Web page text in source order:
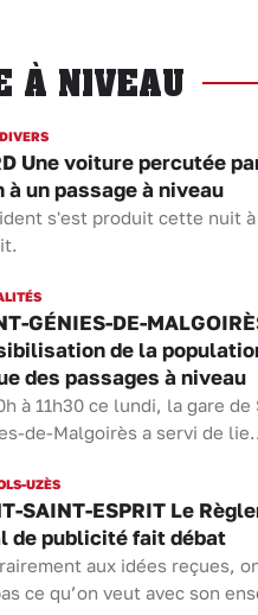
À NIVEAU
Une voiture percutée
à un passage à niveau
s'est produit cette nuit à
GÉNIES-DE-
de la
des passages à niveau
à 11h30 ce lundi, la gare de
de-Malgoirès a servi de
UZÈS
SAINT-ESPRIT Le
de publicité fait débat
aux idées reçues,
ce qu’on veut avec son